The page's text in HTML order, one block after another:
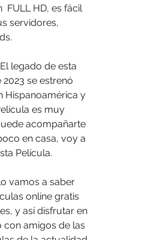
FULL HD, es fácil
servidores,
2023 se estrenó
Hispanoamérica y
es muy
acompañarte
en casa, voy a
Película.
online gratis
y así disfrutar en
con amigos de las